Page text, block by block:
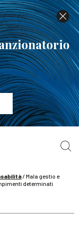
del TUF
/Mala gestio e
determinati